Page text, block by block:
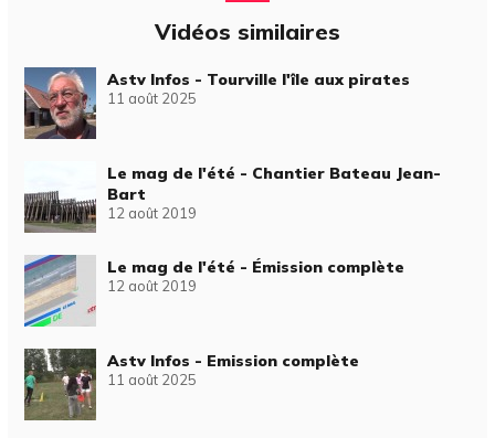
Vidéos similaires
Astv Infos - Tourville l'île aux pirates
11 août 2025
Le mag de l'été - Chantier Bateau Jean-
Bart
12 août 2019
Le mag de l'été - Émission complète
12 août 2019
Astv Infos - Emission complète
11 août 2025